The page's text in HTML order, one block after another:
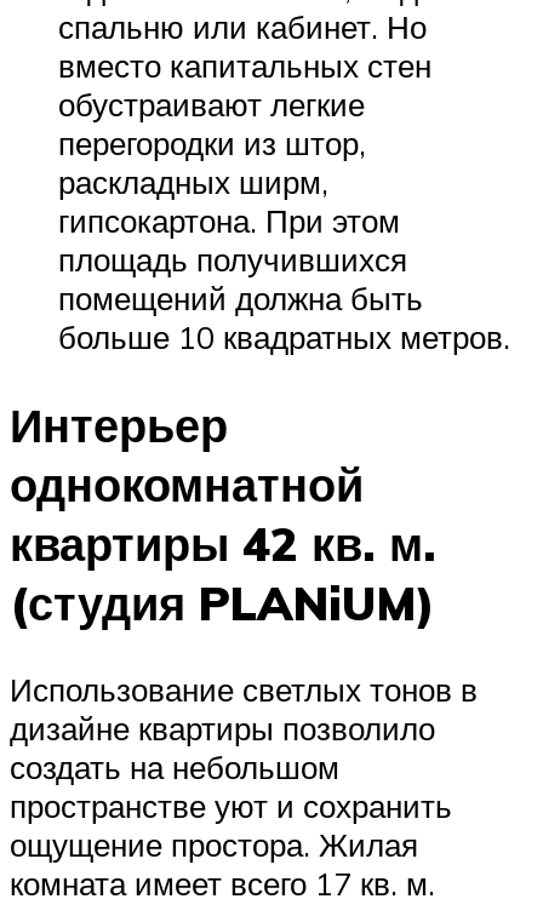
спальню или кабинет. Но
вместо капитальных стен
обустраивают легкие
перегородки из штор,
раскладных ширм,
гипсокартона. При этом
площадь получившихся
помещений должна быть
больше 10 квадратных метров.
Интерьер
однокомнатной
квартиры 42 кв. м.
(студия PLANiUM)
Использование светлых тонов в
дизайне квартиры позволило
создать на небольшом
пространстве уют и сохранить
ощущение простора. Жилая
комната имеет всего 17 кв. м.